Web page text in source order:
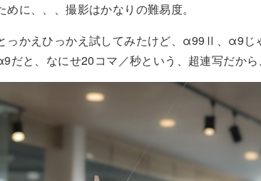
めに、、、撮影はかなりの難易度。
っかえひっかえ試してみたけど、α99Ⅱ、α9じ
だと、なにせ20コマ／秒という、超連写だから